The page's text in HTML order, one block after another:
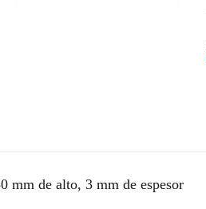
mm de alto, 3 mm de espesor